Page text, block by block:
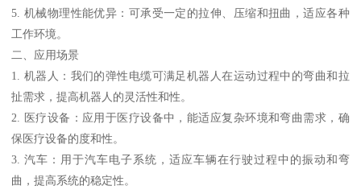
5. 机械物理性能优异：可承受一定的拉伸、压缩和扭曲，适应各种
工作环境。
二、应用场景
1. 机器人：我们的弹性电缆可满足机器人在运动过程中的弯曲和拉
扯需求，提高机器人的灵活性和性。
2. 医疗设备：应用于医疗设备中，能适应复杂环境和弯曲需求，确
保医疗设备的度和性。
3. 汽车：用于汽车电子系统，适应车辆在行驶过程中的振动和弯
曲，提高系统的稳定性。